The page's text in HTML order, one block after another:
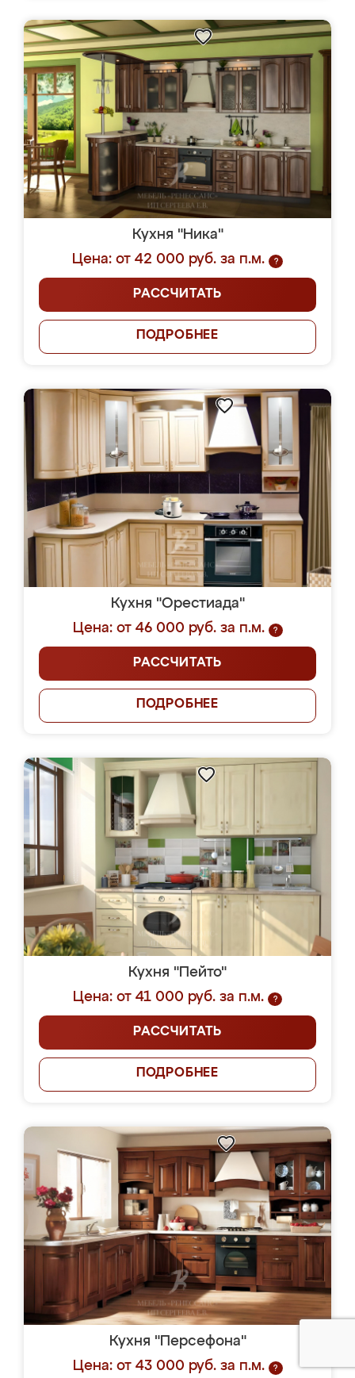
Кухня "Ника"
Цена: от 42 000 руб. за п.м.
?
РАССЧИТАТЬ
ПОДРОБНЕЕ
Кухня "Орестиада"
Цена: от 46 000 руб. за п.м.
?
РАССЧИТАТЬ
ПОДРОБНЕЕ
Кухня "Пейто"
Цена: от 41 000 руб. за п.м.
?
РАССЧИТАТЬ
ПОДРОБНЕЕ
Кухня "Персефона"
Цена: от 43 000 руб. за п.м.
?